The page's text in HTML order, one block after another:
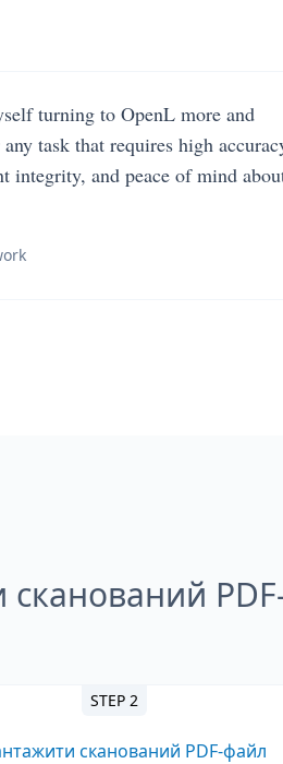
turning to OpenL more and
task that requires high
integrity, and peace of mind
сканований
STEP 2
сканований PDF-файл